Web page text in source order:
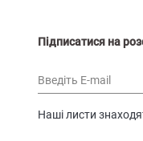
Підписатися на
Введіть E-mail
Наші листи